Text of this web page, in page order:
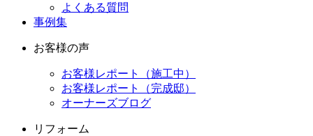
よくある質問
事例集
お客様の声
お客様レポート（施工中）
お客様レポート（完成邸）
オーナーズブログ
リフォーム